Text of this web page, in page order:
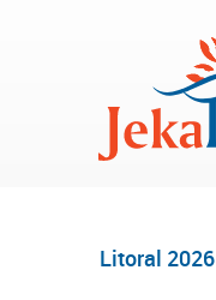
Litoral 2026